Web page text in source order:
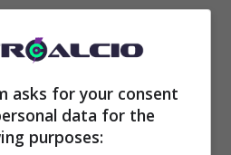
Pioli era e rimane in
che il contratto del
con diversi profili
asks for your consent
data for the
purposes: